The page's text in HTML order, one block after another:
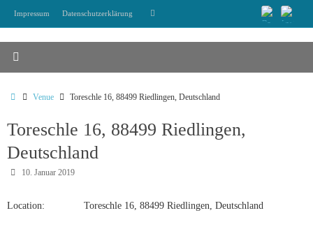
Impressum Datenschutzerklärung Suchen
StartVenue Toreschle 16, 88499 Riedlingen, Deutschland
Toreschle 16, 88499 Riedlingen,
Deutschland
10. Januar 2019
Location: Toreschle 16, 88499 Riedlingen, Deutschland